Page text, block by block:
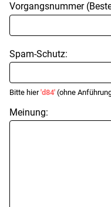
Vorgangsnummer
Spam-Schutz:
Bitte hier'd84' (ohne
Meinung: